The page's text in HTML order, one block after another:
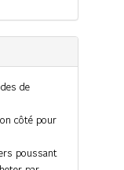
de
côté pour
poussant